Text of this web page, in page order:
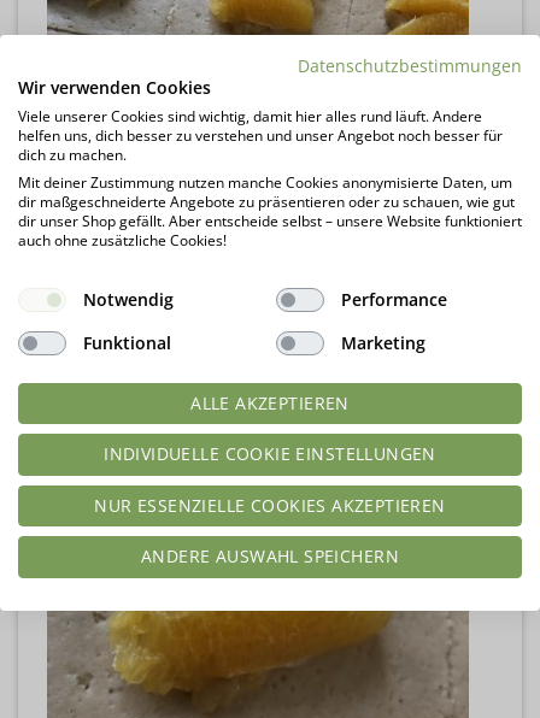
Datenschutzbestimmungen
Wir verwenden Cookies
Viele unserer Cookies sind wichtig, damit hier alles rund läuft. Andere
helfen uns, dich besser zu verstehen und unser Angebot noch besser für
dich zu machen.
Mit deiner Zustimmung nutzen manche Cookies anonymisierte Daten, um
dir maßgeschneiderte Angebote zu präsentieren oder zu schauen, wie gut
dir unser Shop gefällt. Aber entscheide selbst – unsere Website funktioniert
auch ohne zusätzliche Cookies!
Notwendig
Performance
Funktional
Marketing
ALLE AKZEPTIEREN
INDIVIDUELLE COOKIE EINSTELLUNGEN
NUR ESSENZIELLE COOKIES AKZEPTIEREN
ANDERE AUSWAHL SPEICHERN